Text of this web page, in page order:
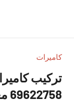
الكويت
للاعلانات
بالكويت
كاميرات
تركيب